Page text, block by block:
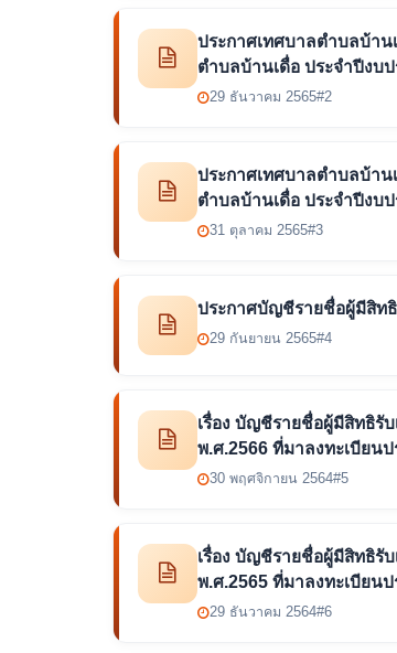
ประกาศเทศบาลตำบลบ้าน
ตำบลบ้านเดื่อ ประจำปีงบ
29 ธันวาคม 2565#2
ประกาศเทศบาลตำบลบ้าน
ตำบลบ้านเดื่อ ประจำปีงบ
31 ตุลาคม 2565#3
ประกาศบัญชีรายชื่อผู้มีสิท
29 กันยายน 2565#4
เรื่อง บัญชีรายชื่อผู้มีสิทธิรั
พ.ศ.2566 ที่มาลงทะเบียน
30 พฤศจิกายน 2564#5
เรื่อง บัญชีรายชื่อผู้มีสิทธิรั
พ.ศ.2565 ที่มาลงทะเบียน
29 ธันวาคม 2564#6